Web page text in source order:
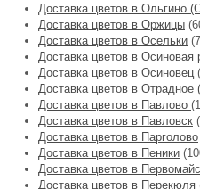
Доставка цветов в Ольгино
Доставка цветов в Оржицы
Доставка цветов в Осельки
Доставка цветов в Осиновая
Доставка цветов в Осиновец
Доставка цветов в
Доставка цветов в Павлово
Доставка цветов в Павловск
Доставка цветов в Парголово
Доставка цветов в Пеники
Доставка цветов в
Доставка цветов в Перекюля